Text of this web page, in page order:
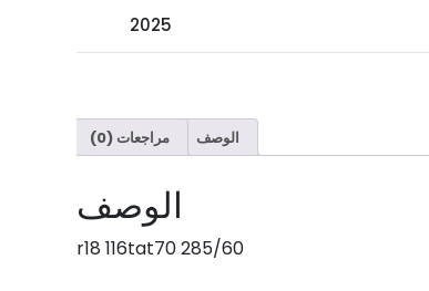
2025
الوصف مراجعات (0)
الوصف
285/60 r18 116tat70